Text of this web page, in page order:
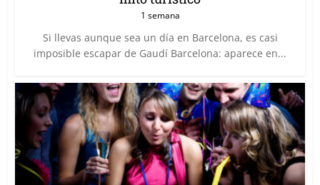
1 semana
Si llevas aunque sea un día en Barcelona, es casi
imposible escapar de Gaudí Barcelona: aparece en...